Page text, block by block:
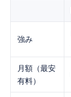
強み
月額（最安
有料）